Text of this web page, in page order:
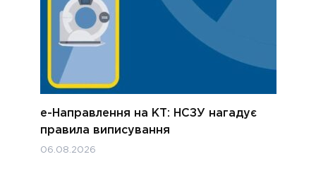
е-Направлення на КТ: НСЗУ нагадує
правила виписування
06.08.2026